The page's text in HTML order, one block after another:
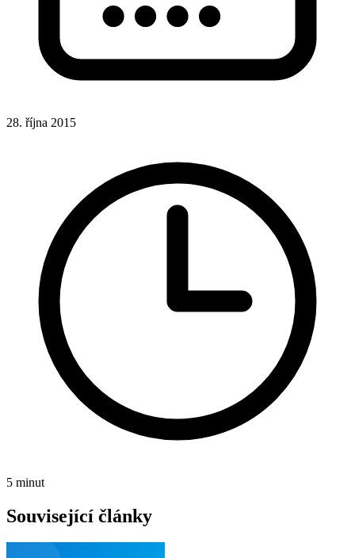
28. října 2015
5 minut
Související články